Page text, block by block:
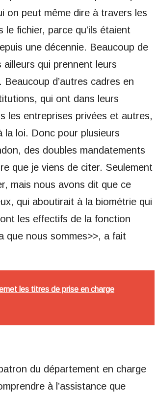
on peut même dire à travers les
fichier, parce qu’ils étaient
une décennie. Beaucoup de
qui prennent leurs
d’autres cadres en
qui ont dans leurs
les entreprises privées et autres,
la loi. Donc pour plusieurs
des doubles mandatements
que je viens de citer. Seulement
mais nous avons dit que ce
qui aboutirait à la biométrie qui
les effectifs de la fonction
que nous sommes>>, a fait
les titres de prise en charge
du département en charge
à l’assistance que